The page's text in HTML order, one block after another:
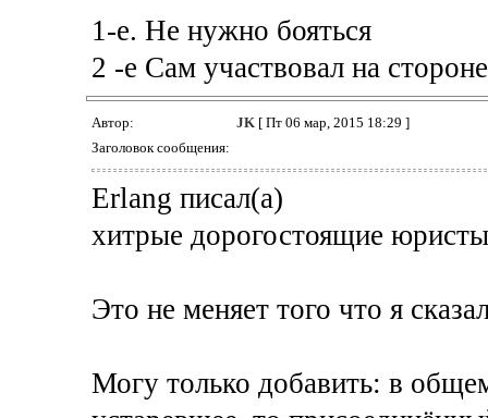
1-е. Не нужно бояться
2 -е Сам участвовал на
Автор: JK[ Пт 06 мар, 2015 18:29 ]
Заголовок сообщения:
Erlang писал(а)
хитрые дорогостоящие
Это не меняет того что я
Могу только добавить: в